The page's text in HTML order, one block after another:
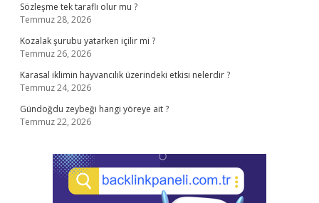
Sözleşme tek taraflı olur mu ?
Temmuz 28, 2026
Kozalak şurubu yatarken içilir mi ?
Temmuz 26, 2026
Karasal iklimin hayvancılık üzerindeki etkisi nelerdir ?
Temmuz 24, 2026
Gündoğdu zeybeği hangi yöreye ait ?
Temmuz 22, 2026